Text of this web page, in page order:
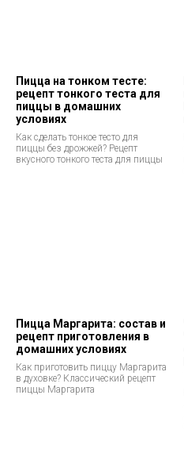
Пицца на тонком тесте:
рецепт тонкого теста для
пиццы в домашних
условиях
Как сделать тонкое тесто для
пиццы без дрожжей? Рецепт
вкусного тонкого теста для пиццы
Пицца Маргарита: состав и
рецепт приготовления в
домашних условиях
Как приготовить пиццу Маргарита
в духовке? Классический рецепт
пиццы Маргарита